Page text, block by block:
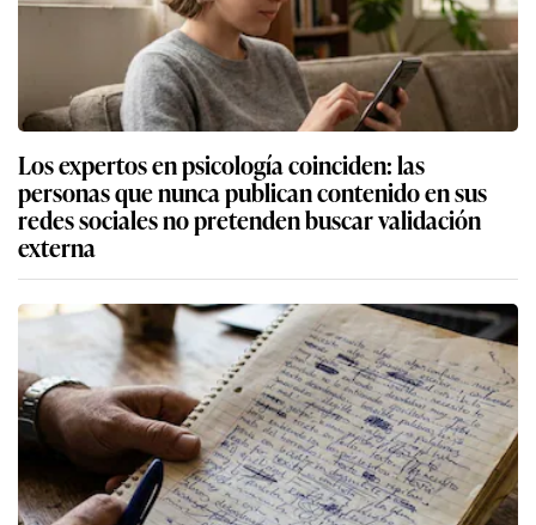
Los expertos en psicología coinciden: las
personas que nunca publican contenido en sus
redes sociales no pretenden buscar validación
externa